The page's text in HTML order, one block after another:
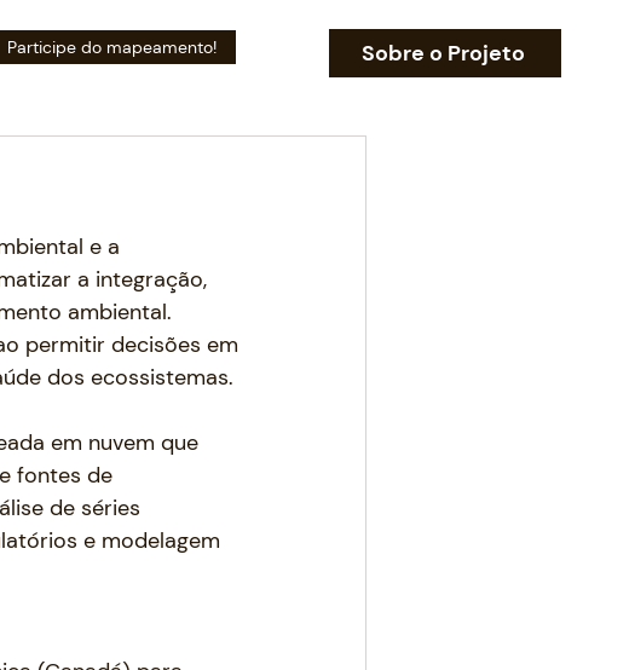
Sobre o Projeto
Participe do mapeamento!
e a
a integração,
ambiental.
permitir decisões em
dos ecossistemas.
em nuvem que
fontes de
de séries
e modelagem